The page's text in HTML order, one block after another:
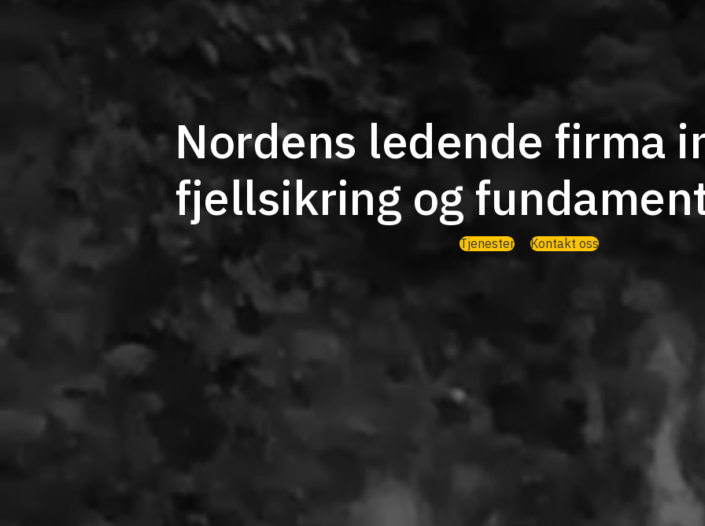
Nordens ledende firma
fjellsikring og
Tjenester Kontakt oss